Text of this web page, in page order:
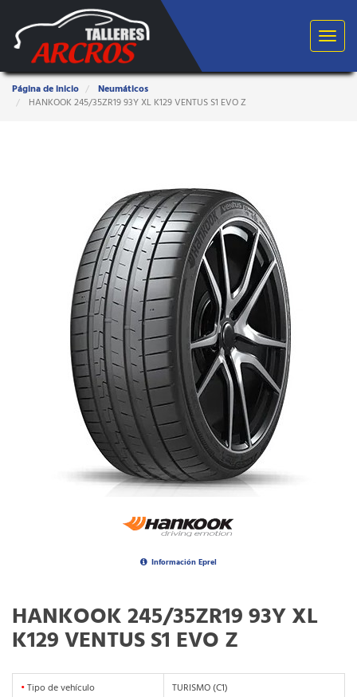
Toggle
Estas
aquí:
Página de inicio
Neumáticos
HANKOOK 245/35ZR19 93Y XL K129 VENTUS S1 EVO Z
Información Eprel
HANKOOK 245/35ZR19 93Y XL
K129 VENTUS S1 EVO Z
•Tipo de vehículo
TURISMO (C1)